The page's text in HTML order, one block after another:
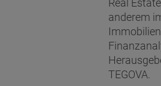
anderem
TEGOVA.